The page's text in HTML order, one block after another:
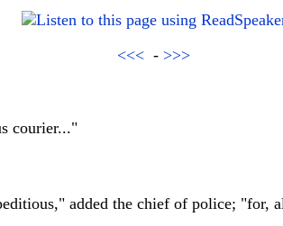
<<< - >>>
courier..."
added the chief of police; "for,